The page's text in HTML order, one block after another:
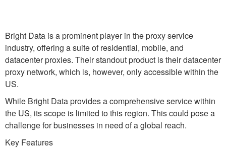
Bright Data is a prominent player in the proxy service
industry, offering a suite of residential, mobile, and
datacenter proxies. Their standout product is their datacenter
proxy network, which is, however, only accessible within the
US.
While Bright Data provides a comprehensive service within
the US, its scope is limited to this region. This could pose a
challenge for businesses in need of a global reach.
Key Features